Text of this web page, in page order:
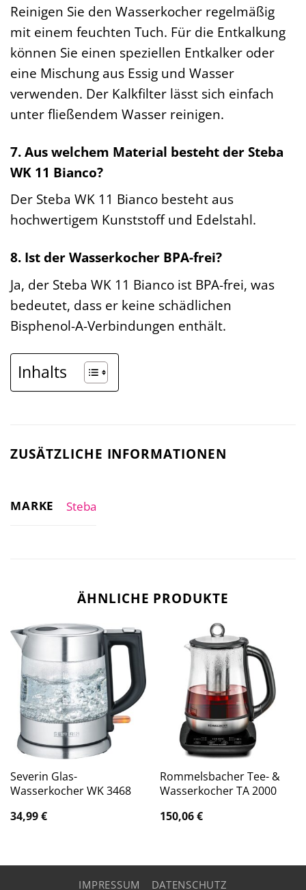
Reinigen Sie den Wasserkocher regelmäßig
mit einem feuchten Tuch. Für die Entkalkung
können Sie einen speziellen Entkalker oder
eine Mischung aus Essig und Wasser
verwenden. Der Kalkfilter lässt sich einfach
unter fließendem Wasser reinigen.
7. Aus welchem Material besteht der Steba
WK 11 Bianco?
Der Steba WK 11 Bianco besteht aus
hochwertigem Kunststoff und Edelstahl.
8. Ist der Wasserkocher BPA-frei?
Ja, der Steba WK 11 Bianco ist BPA-frei, was
bedeutet, dass er keine schädlichen
Bisphenol-A-Verbindungen enthält.
Inhalts
ZUSÄTZLICHE INFORMATIONEN
MARKE Steba
ÄHNLICHE PRODUKTE
Severin Glas-
Wasserkocher WK 3468
34,99€
Rommelsbacher Tee- &
Wasserkocher TA 2000
150,06€
IMPRESSUM DATENSCHUTZ